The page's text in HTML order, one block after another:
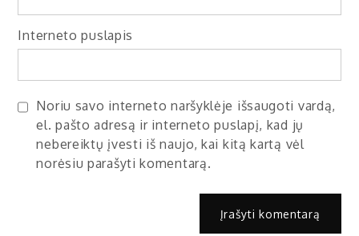
Interneto puslapis
Noriu savo interneto naršyklėje išsaugoti vardą,
el. pašto adresą ir interneto puslapį, kad jų
nebereiktų įvesti iš naujo, kai kitą kartą vėl
norėsiu parašyti komentarą.